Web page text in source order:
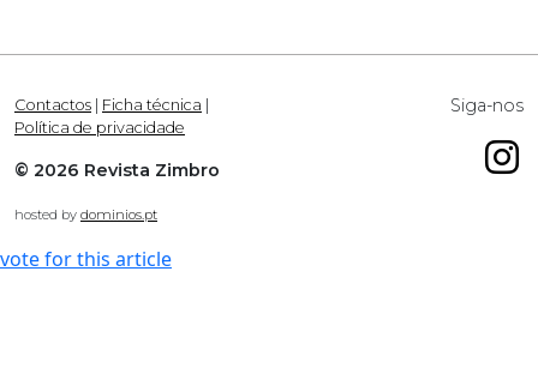
Contactos Ficha técnica
Política de privacidade
© 2026 Revista Zimbro
hosted by dominios.pt
Siga-nos
vote for this article